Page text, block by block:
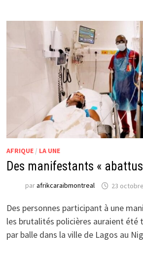
AFRIQUE/ LA UNE
Des manifestants «
parafrikcaraibmontreal 23
Des personnes participant à une
les brutalités policières auraient été
par balle dans la ville de Lagos au